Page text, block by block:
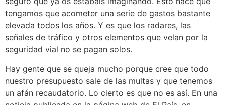
tengamos que acometer una serie de gastos bastante
elevada todos los años. Y es que los radares, las
señales de tráfico y otros elementos que velan por la
seguridad vial no se pagan solos.
Hay gente que se queja mucho porque cree que todo
nuestro presupuesto sale de las multas y que tenemos
un afán recaudatorio. Lo cierto es que no es así. En una